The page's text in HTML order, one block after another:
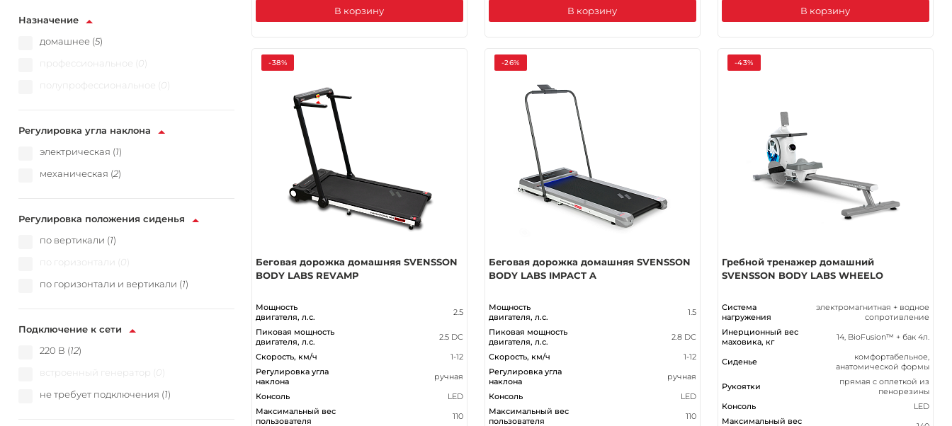
Назначение
домашнее (5)
профессиональное ( 0
полупрофессиональное ( 0
Регулировка угла наклона
электрическая (1)
механическая (2)
Регулировка положения сиденья
по вертикали (1)
по горизонтали ( 0
по горизонтали и вертикали (1)
Подключение к сети
220 В (12)
встроенный генератор ( 0
не требует подключения (1)
В корзину В корзину В корзину
-38%
Беговая дорожка домашняя SVENSSON
BODY LABS REVAMP
Мощность
двигателя, л.с.
2.5
Пиковая мощность
двигателя, л.с.
2.5 DC
Скорость, км/ч
1-12
Регулировка угла
наклона
ручная
Консоль
LED
Максимальный вес
пользователя
110
-26%
Беговая дорожка домашняя SVENSSON
BODY LABS IMPACT A
Мощность
двигателя, л.с.
1.5
Пиковая мощность
двигателя, л.с.
2.8 DC
Скорость, км/ч
1-12
Регулировка угла
наклона
ручная
Консоль
LED
Максимальный вес
пользователя
110
-43%
Гребной тренажер домашний
SVENSSON BODY LABS WHEELO
Система
нагружения
электромагнитная + водное
сопротивление
Инерционный вес
маховика, кг
14, BioFusion™ + бак 4л.
Сиденье
комфортабельное,
анатомической формы
Рукоятки
прямая с оплеткой из
пенорезины
Консоль
LED
Максимальный вес